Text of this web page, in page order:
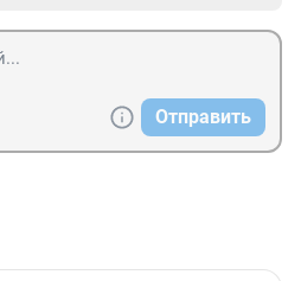
Отправить